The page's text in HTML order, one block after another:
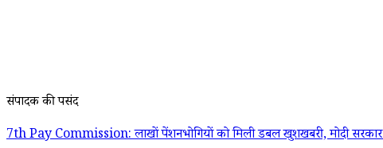
संपादक की पसंद
7th Pay Commission: लाखों पेंशनभोगियों को मिली डबल खुशखबरी, मोदी